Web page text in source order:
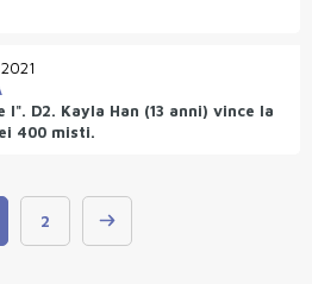
I". D2. Kayla Han (13 anni) vince la
400 misti.
2